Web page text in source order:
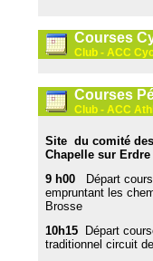
Courses
Club - ACC
Courses
Club - ACC
Site du comité
Chapelle sur Erdre
9 h00
Départ
empruntant les
Brosse
10h15 Départ
traditionnel circuit